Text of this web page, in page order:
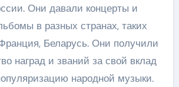
Они давали концерты и
в разных странах, таких
Беларусь. Они получили
наград и званий за свой вклад
народной музыки.